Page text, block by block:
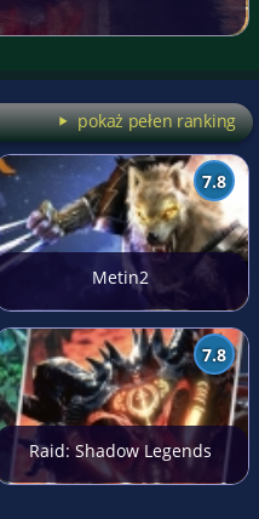
pokaż pełen ranking
7.8
Metin2
7.8
Raid: Shadow Legends